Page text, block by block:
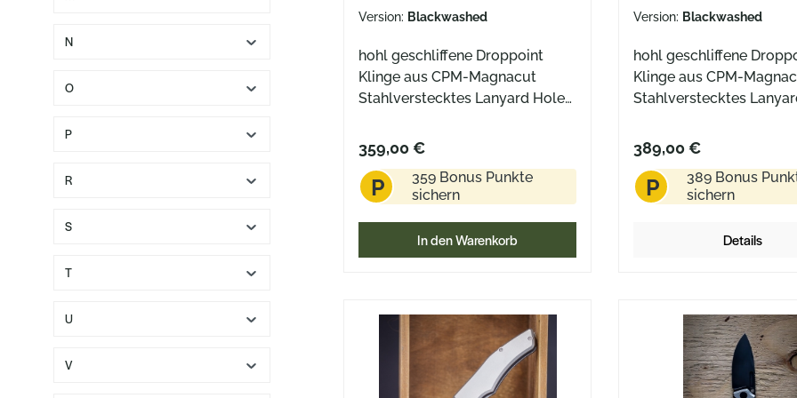
N
O
P
R
S
T
U
V
Version: Blackwashed
hohl geschliffene Droppoint
Klinge aus CPM-Magnacut
Stahlverstecktes Lanyard Hole
Framelock
359,00 €
P
359 Bonus Punkte
sichern
In den Warenkorb
Version: Blackwashed
hohl geschliffene
Klinge aus CPM-
Stahlverstecktes
Framelock
389,00 €
P
389 Bonus
sichern
Details